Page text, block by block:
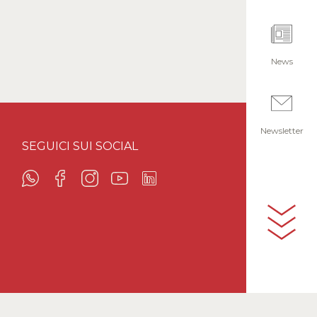
News
Newsletter
SEGUICI SUI SOCIAL